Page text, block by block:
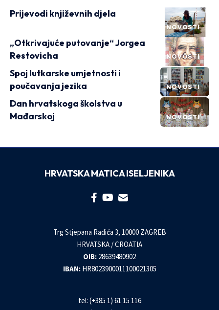
NOVOSTI
Prijevodi književnih djela
NOVOSTI
„Otkrivajuće putovanje“ Jorgea
Restovicha
NOVOSTI
Spoj lutkarske umjetnosti i
poučavanja jezika
NOVOSTI
Dan hrvatskoga školstva u
Mađarskoj
HRVATSKA MATICA ISELJENIKA
Trg Stjepana Radića 3, 10000 ZAGREB
HRVATSKA / CROATIA
OIB: 28639480902
IBAN: HR8023900011100021305
tel: (+385 1) 61 15 116